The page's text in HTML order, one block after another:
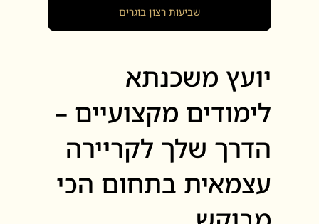
שביעות רצון בוגרים
יועץ משכנתא
לימודים מקצועיים –
הדרך שלך לקריירה
עצמאית בתחום הכי